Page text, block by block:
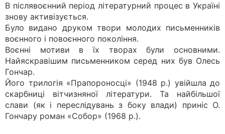
В післявоєнний період літературний процес в Україні
знову активізується.
Було видано друком твори молодих письменників
воєнного і повоєнного покоління.
Воєнні мотиви в їх творах були основними.
Найяскравішим письменником серед них був Олесь
Гончар.
Його трилогія «Прапороносці» (1948 р.) увійшла до
скарбниці вітчизняної літератури. Та найбільшої
слави (як і переслідувань з боку влади) приніс О.
Гончару роман «Собор» (1968 p.).